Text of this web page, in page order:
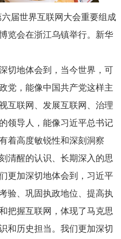
届世界互联网大会重要组成
览会在浙江乌镇举行。新华
地体会到，当今世界，可
党，能像中国共产党这样主
互联网、发展互联网、治理
领导人，能像习近平总书记
着高度敏锐性和深刻洞察
清醒的认识、长期深入的思
更加深切地体会到，习近平
验、巩固执政地位、提高执
把握互联网，体现了马克思
和历史担当。我们更加深切